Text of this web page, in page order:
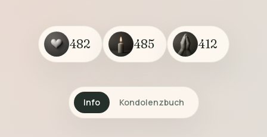
482 485 412
Info Kondolenzbuch